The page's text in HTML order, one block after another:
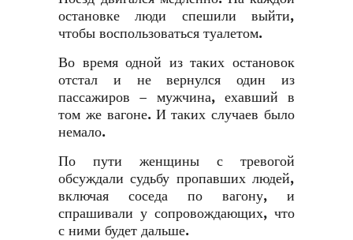
остановке люди спешили выйти,
чтобы воспользоваться туалетом.
Во время одной из таких остановок
отстал и не вернулся один из
пассажиров – мужчина, ехавший в
том же вагоне. И таких случаев было
немало.
По пути женщины с тревогой
обсуждали судьбу пропавших людей,
включая соседа по вагону, и
спрашивали у сопровождающих, что
с ними будет дальше.